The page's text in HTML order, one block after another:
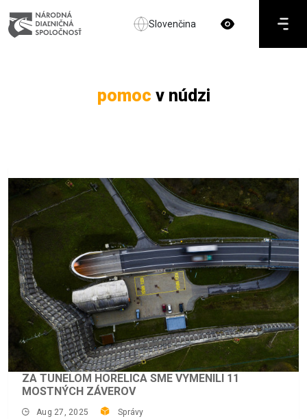
Slovenčina
pomoc v núdzi
ZA TUNELOM HORELICA SME VYMENILI 11
MOSTNÝCH ZÁVEROV
Aug 27, 2025 Správy